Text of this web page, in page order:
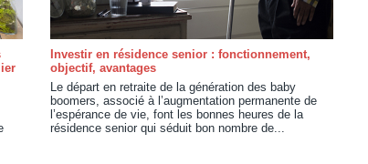
Investir en résidence senior : fonctionnement,
objectif, avantages
Le départ en retraite de la génération des baby
boomers, associé à l’augmentation permanente de
l’espérance de vie, font les bonnes heures de la
résidence senior qui séduit bon nombre de...